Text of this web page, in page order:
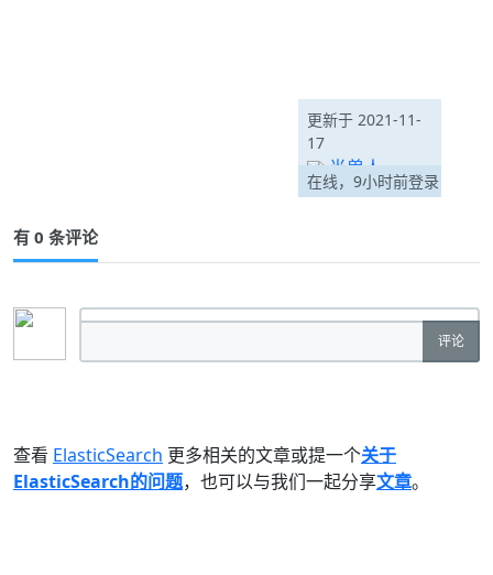
更新于 2021-11-
17
半兽人
在线，9小时前登录
有 0 条评论
评论
查看 ElasticSearch 更多相关的文章或提一个关于
ElasticSearch的问题，也可以与我们一起分享文章。